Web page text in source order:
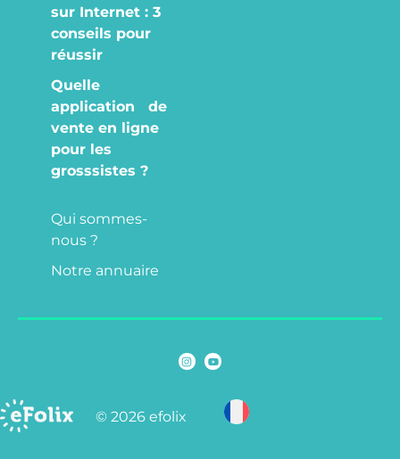
sur Internet : 3
conseils pour
réussir
Quelle
application de
vente en ligne
pour les
grosssistes ?
Qui sommes-
nous ?
Notre annuaire
© 2026 efolix